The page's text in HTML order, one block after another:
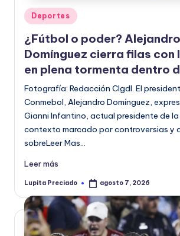
o
m
a
ti
v
a
Publicado
en
Deportes
¿Fútbol o poder? Alejandro
Domínguez cierra filas con
en plena tormenta dentro
Fotografía: Redacción CIgdl. El
Conmebol, Alejandro Domínguez,
Gianni Infantino, actual presidente de la
contexto marcado por controversias y
sobreLeer Mas…
Leer más
Publicado
Lupita Preciado agosto 7, 2026